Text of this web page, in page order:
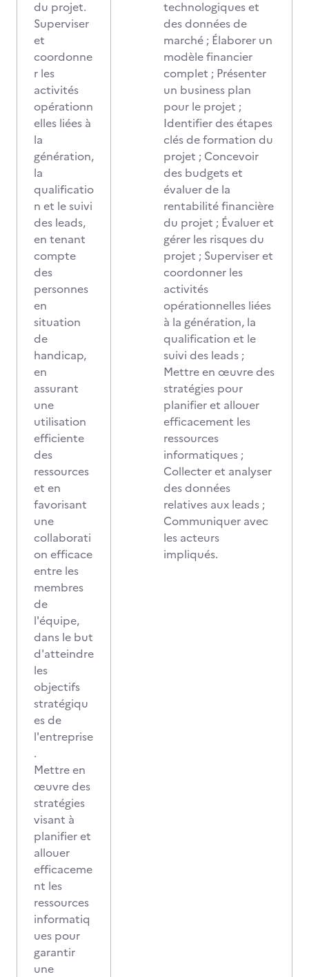
du projet.
Superviser
et
coordonne
r les
activités
opérationn
elles liées à
la
génération,
la
qualificatio
n et le suivi
des leads,
en tenant
compte
des
personnes
en
situation
de
handicap,
en
assurant
une
utilisation
efficiente
des
ressources
et en
favorisant
une
collaborati
on efficace
entre les
membres
de
l'équipe,
dans le but
d'atteindre
les
objectifs
stratégiqu
es de
l'entreprise
.
Mettre en
œuvre des
stratégies
visant à
planifier et
allouer
efficaceme
nt les
ressources
informatiq
ues pour
garantir
une
technologiques et
des données de
marché ; Élaborer un
modèle financier
complet ; Présenter
un business plan
pour le projet ;
Identifier des étapes
clés de formation du
projet ; Concevoir
des budgets et
évaluer de la
rentabilité financière
du projet ; Évaluer et
gérer les risques du
projet ; Superviser et
coordonner les
activités
opérationnelles liées
à la génération, la
qualification et le
suivi des leads ;
Mettre en œuvre des
stratégies pour
planifier et allouer
efficacement les
ressources
informatiques ;
Collecter et analyser
des données
relatives aux leads ;
Communiquer avec
les acteurs
impliqués.